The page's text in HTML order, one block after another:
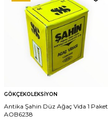
GÖKÇEKOLEKSIYON
Antika Şahin Düz Ağaç Vida 1 Paket
AOB6238